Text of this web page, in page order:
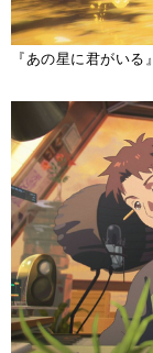
『あの星に君がいる